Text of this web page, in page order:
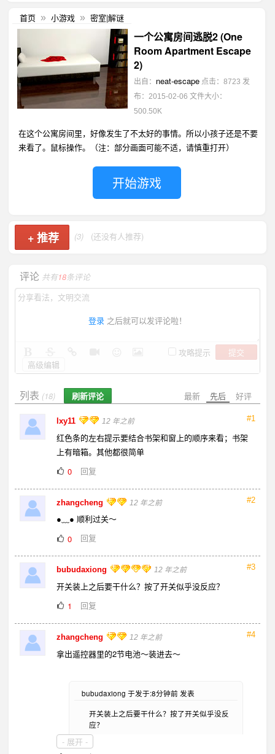
首页 » 小游戏 » 密室|解谜
一个公寓房间逃脱2 (One
Room Apartment Escape
2)
出自： neat-escape 点击：8723 发
布：2015-02-06 文件大小：
500.50K
在这个公寓房间里，好像发生了不太好的事情。所以小孩子还是不要
来看了。鼠标操作。（注：部分画面可能不适，请慎重打开）
开始游戏
+推荐 (3) (还没有人推荐)
评论 共有18条评论
登录 之后就可以发评论啦！
攻略提示
提交
高级编辑
最新 先后 好评
列表 (18) 刷新评论
#1
lxy11 12 年之前
红色条的左右提示要结合书架和窗上的顺序来看；书架
上有暗箱。其他都很简单
0
回复
#2
zhangcheng 12 年之前
●﹏● 顺利过关～
0
回复
#3
bubudaxiong 12 年之前
开关装上之后要干什么？按了开关似乎没反应？
1
回复
#4
zhangcheng 12 年之前
拿出遥控器里的2节电池～装进去～
bubudaxiong 于发于:8分钟前 发表
开关装上之后要干什么？按了开关似乎没反
应？
- 展开 -